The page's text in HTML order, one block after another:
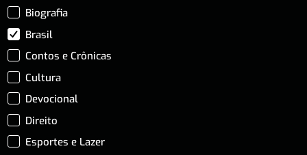
Biografia
Brasil
Contos e Crônicas
Cultura
Devocional
Direito
Esportes e Lazer